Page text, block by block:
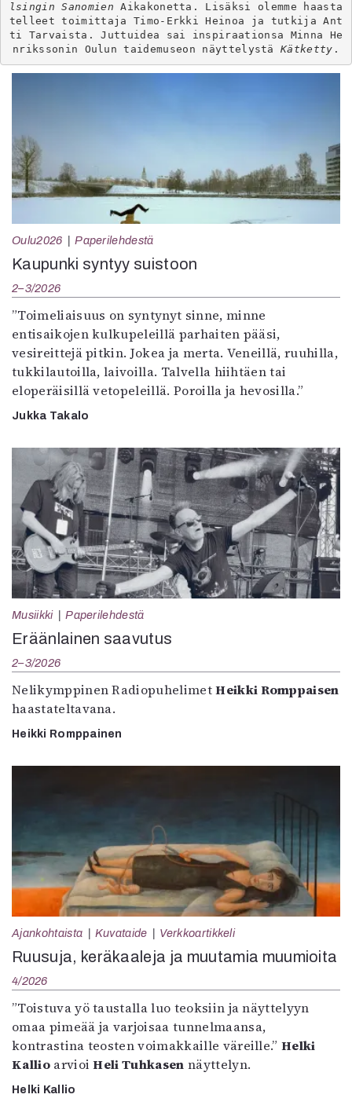
lsingin Sanomien Aikakonetta. Lisäksi olemme haasta
telleet toimittaja Timo-Erkki Heinoa ja tutkija Ant
ti Tarvaista. Juttuidea sai inspiraationsa Minna He
nrikssonin Oulun taidemuseon näyttelystä Kätketty .
Oulu2026 Paperilehdestä
Kaupunki syntyy suistoon
2–3/2026
”Toimeliaisuus on syntynyt sinne, minne
entisaikojen kulkupeleillä parhaiten pääsi,
vesireittejä pitkin. Jokea ja merta. Veneillä, ruuhilla,
tukkilautoilla, laivoilla. Talvella hiihtäen tai
eloperäisillä vetopeleillä. Poroilla ja hevosilla.”
Jukka Takalo
Musiikki Paperilehdestä
Eräänlainen saavutus
2–3/2026
Nelikymppinen RadiopuhelimetHeikki Romppaisen
haastateltavana.
Heikki Romppainen
Ajankohtaista Kuvataide Verkkoartikkeli
Ruusuja, keräkaaleja ja muutamia muumioita
4/2026
”Toistuva yö taustalla luo teoksiin ja näyttelyyn
omaa pimeää ja varjoisaa tunnelmaansa,
kontrastina teosten voimakkaille väreille.”Helki
KallioarvioiHeli Tuhkasen näyttelyn.
Helki Kallio